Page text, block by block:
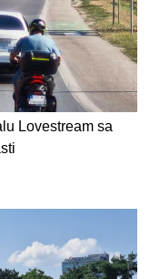
Lovestream sa